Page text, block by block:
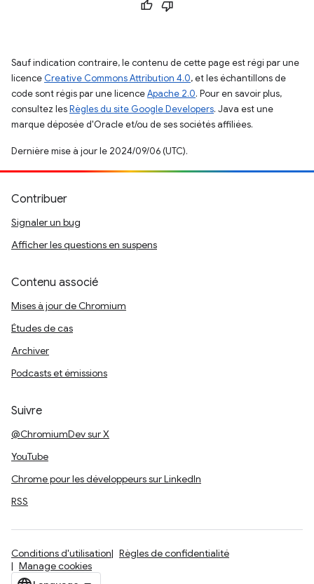
Sauf indication contraire, le contenu de cette page est régi par une
licence Creative Commons Attribution 4.0, et les échantillons de
code sont régis par une licenceApache 2.0. Pour en savoir plus,
consultez lesRègles du site Google Developers. Java est une
marque déposée d'Oracle et/ou de ses sociétés affiliées.
Dernière mise à jour le 2024/09/06 (UTC).
Contribuer
Signaler un bug
Afficher les questions en suspens
Contenu associé
Mises à jour de Chromium
Études de cas
Archiver
Podcasts et émissions
Suivre
@ChromiumDev sur X
YouTube
Chrome pour les développeurs sur LinkedIn
RSS
Conditions d'utilisation
Règles de confidentialité
Manage cookies